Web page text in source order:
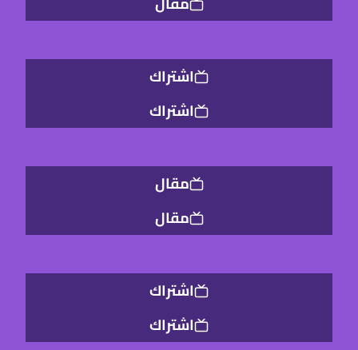
اشتراك
مقال